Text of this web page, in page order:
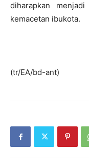
diharapkan
kemacetan ibukota.
(tr/EA/bd-ant)